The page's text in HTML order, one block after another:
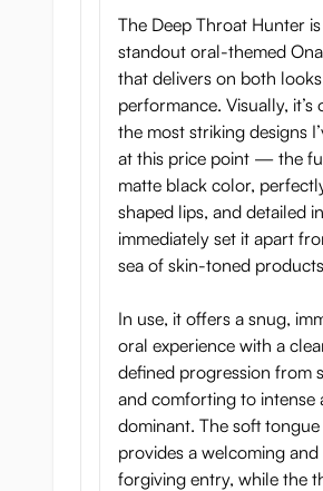
TPE biedt Deep Throat
flexibele, responsieve
moeiteloos glijdt en tegelijk
bevredigende druk behoudt
beweging.
Compact en
controleerbaar
Dankzij het compacte
uitgebalanceerde gewicht is
Throat Hunter eenvoudig te
manoeuvreren en te
waardoor je volledige
over diepte, hoek en tempo
sessie.
The Deep Throat Hunter
standout oral-themed
that delivers on both
performance. Visually, it’s
the most striking designs
at this price point — the
matte black color,
shaped lips, and detailed
immediately set it apart
sea of skin-toned
In use, it offers a snug,
oral experience with a
defined progression from
and comforting to intense
dominant. The soft
provides a welcoming and
forgiving entry, while the